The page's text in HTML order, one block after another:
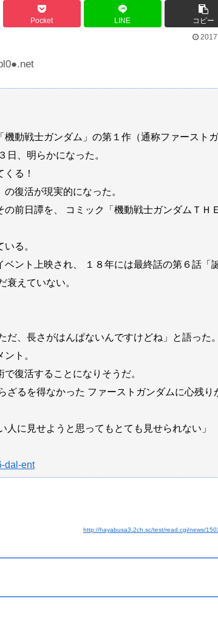
Pocket LINE
コピー
動戦士ガンダム」の第１作（通称ファースト
日、明らかになった。
る！
復活が現実的になった。
の前日譚を、 コミック「機動戦士ガンダムＴ
る。
ント上映され、 １８年には最終話の第６話「
衰えていない。
だ、長さがはんぱないんですけどね」と語った。
ト。
復活することになりそうだ。
るを得なかった ファーストガンダムに心残り
人に見せようと思ってもとても見せられない」
dal-ent
http://hayabusa3.2ch.sc/test/read.cgi/news/